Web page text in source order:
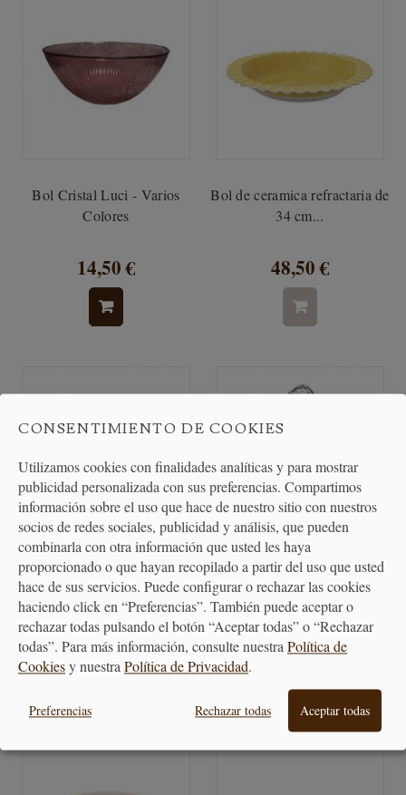
Bol Cristal Luci - Varios
Colores
14,50 €
Bol de ceramica refractaria de
34 cm...
48,50 €
Bol de Cristal - 6 Unidades
33,75 €
Bol de Cristal Estrella - Varios
Tamaños
10,30 €
CONSENTIMIENTO DE COOKIES
Utilizamos cookies con finalidades analíticas y para mostrar
publicidad personalizada con sus preferencias. Compartimos
información sobre el uso que hace de nuestro sitio con nuestros
socios de redes sociales, publicidad y análisis, que pueden
combinarla con otra información que usted les haya
proporcionado o que hayan recopilado a partir del uso que usted
hace de sus servicios. Puede configurar o rechazar las cookies
haciendo click en “Preferencias”. También puede aceptar o
rechazar todas pulsando el botón “Aceptar todas” o “Rechazar
todas”. Para más información, consulte nuestraPolítica de
Cookiesy nuestraPolítica de Privacidad.
Preferencias Rechazar todas Aceptar todas